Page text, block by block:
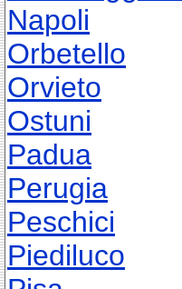
Napoli
Orbetello
Orvieto
Ostuni
Padua
Perugia
Peschici
Piediluco